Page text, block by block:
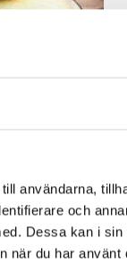
användarna,
och
Dessa kan i
när du har använt